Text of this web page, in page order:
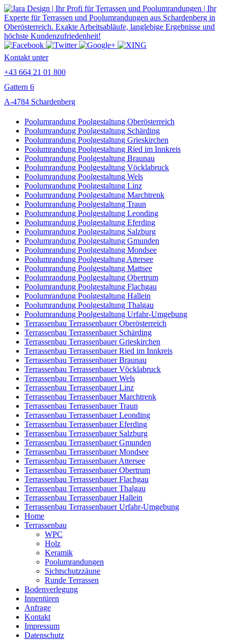
Kontakt unter
+43 664 21 01 800
Gattern 6
A-4784 Schardenberg
Poolumrandung Poolgestaltung Oberösterreich
Poolumrandung Poolgestaltung Schärding
Poolumrandung Poolgestaltung Grieskirchen
Poolumrandung Poolgestaltung Ried im Innkreis
Poolumrandung Poolgestaltung Braunau
Poolumrandung Poolgestaltung Vöcklabruck
Poolumrandung Poolgestaltung Wels
Poolumrandung Poolgestaltung Linz
Poolumrandung Poolgestaltung Marchtrenk
Poolumrandung Poolgestaltung Traun
Poolumrandung Poolgestaltung Leonding
Poolumrandung Poolgestaltung Eferding
Poolumrandung Poolgestaltung Salzburg
Poolumrandung Poolgestaltung Gmunden
Poolumrandung Poolgestaltung Mondsee
Poolumrandung Poolgestaltung Attersee
Poolumrandung Poolgestaltung Mattsee
Poolumrandung Poolgestaltung Obertrum
Poolumrandung Poolgestaltung Flachgau
Poolumrandung Poolgestaltung Hallein
Poolumrandung Poolgestaltung Thalgau
Poolumrandung Poolgestaltung Urfahr-Umgebung
Terrassenbau Terrassenbauer Oberösterreich
Terrassenbau Terrassenbauer Schärding
Terrassenbau Terrassenbauer Grieskirchen
Terrassenbau Terrassenbauer Ried im Innkreis
Terrassenbau Terrassenbauer Braunau
Terrassenbau Terrassenbauer Vöcklabruck
Terrassenbau Terrassenbauer Wels
Terrassenbau Terrassenbauer Linz
Terrassenbau Terrassenbauer Marchtrenk
Terrassenbau Terrassenbauer Traun
Terrassenbau Terrassenbauer Leonding
Terrassenbau Terrassenbauer Eferding
Terrassenbau Terrassenbauer Salzburg
Terrassenbau Terrassenbauer Gmunden
Terrassenbau Terrassenbauer Mondsee
Terrassenbau Terrassenbauer Attersee
Terrassenbau Terrassenbauer Obertrum
Terrassenbau Terrassenbauer Flachgau
Terrassenbau Terrassenbauer Thalgau
Terrassenbau Terrassenbauer Hallein
Terrassenbau Terrassenbauer Urfahr-Umgebung
Home
Terrassenbau
WPC
Holz
Keramik
Poolumrandungen
Sichtschutzzäune
Runde Terrassen
Bodenverlegung
Innentüren
Anfrage
Kontakt
Impressum
Datenschutz